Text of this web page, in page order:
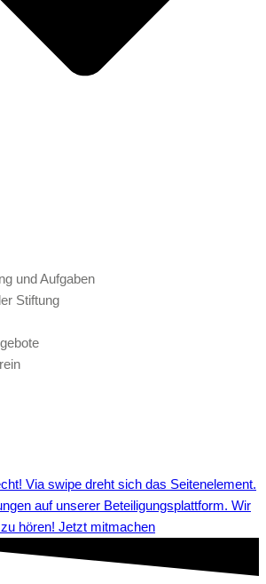
und Aufgaben
Stiftung
auf unserer Beteiligungsplattform. Wir
hören! Jetzt mitmachen